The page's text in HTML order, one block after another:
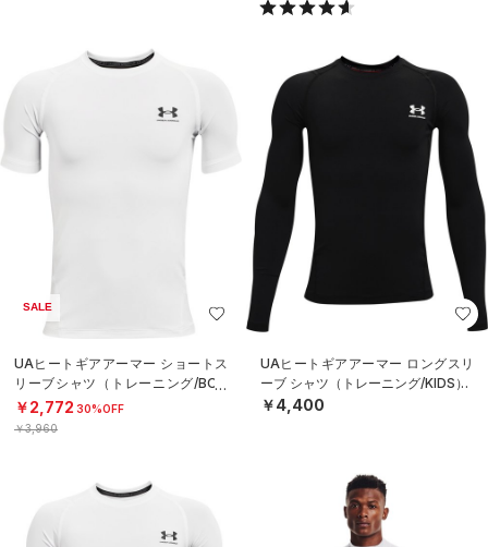
SALE
UAヒートギアアーマー ショートス
リーブシャツ（トレーニング/BOY
S）
￥2,772 30%OFF
￥3,960
UAヒートギアアーマー ロングスリ
ーブ シャツ（トレーニング/KIDS）
￥4,400